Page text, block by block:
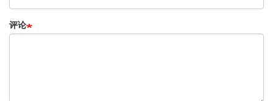
|
评论